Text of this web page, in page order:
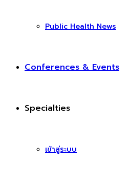
Public Health News
Conferences & Events
Specialties
เข้าสู่ระบบ